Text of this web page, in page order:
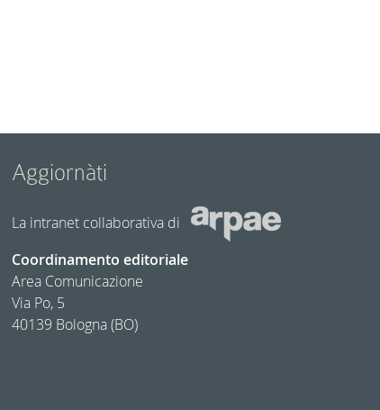
Aggiornàti
La intranet collaborativa di
Coordinamento editoriale
Area Comunicazione
Via Po, 5
40139 Bologna (BO)